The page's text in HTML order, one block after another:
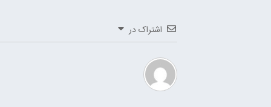
اشتراک در